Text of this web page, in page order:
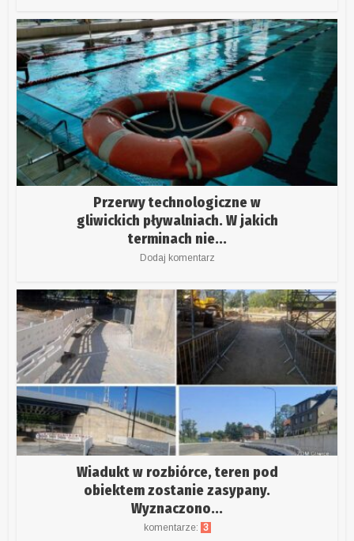
Przerwy technologiczne w
gliwickich pływalniach. W jakich
terminach nie...
Dodaj komentarz
Wiadukt w rozbiórce, teren pod
obiektem zostanie zasypany.
Wyznaczono...
komentarze: 3